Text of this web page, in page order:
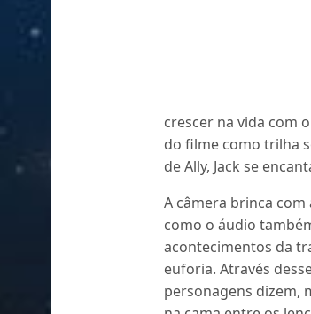
crescer na vida com
do filme como trilha
de Ally, Jack se
A câmera brinca
como o áudio
acontecimentos da
euforia. Através
personagens dizem,